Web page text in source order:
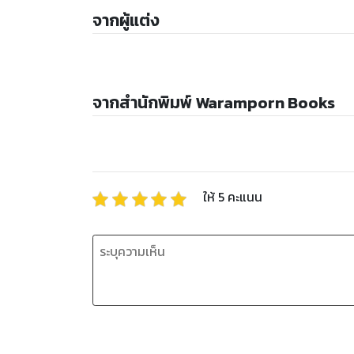
จากผู้แต่ง
จากสำนักพิมพ์ Waramporn Books
ให้ 5 คะแนน